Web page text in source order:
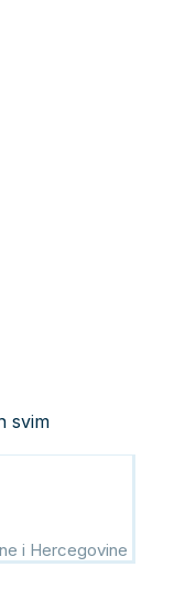
svim
i Hercegovine